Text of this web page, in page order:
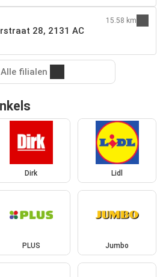
28, 2131 AC
15.58 km
Alle filialen
Dirk Lidl
PLUS Jumbo